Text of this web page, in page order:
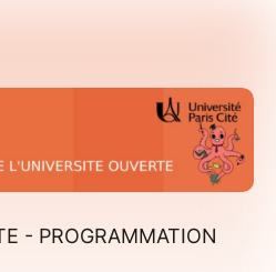
- PROGRAMMATION